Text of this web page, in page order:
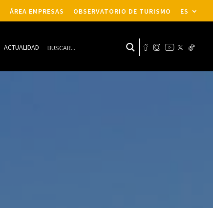
ÁREA EMPRESAS OBSERVATORIO DE TURISMO ES
ACTUALIDAD